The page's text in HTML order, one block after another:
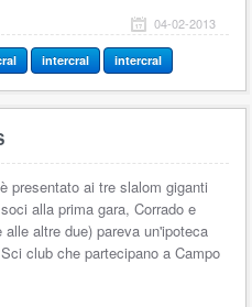
04-02-2013
intercral intercral
presentato ai tre slalom giganti
alla prima gara, Corrado e
altre due) pareva un'ipoteca
club che partecipano a Campo